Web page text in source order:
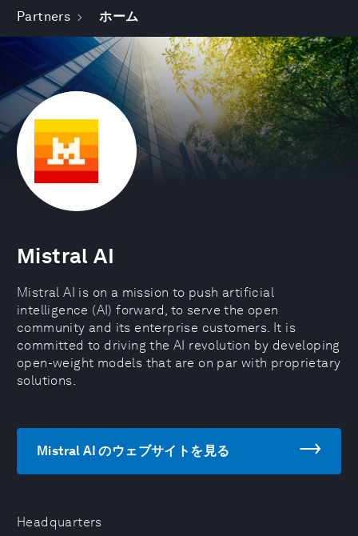
Partners ホーム
Headquarters
Mistral AI
Mistral AI is on a mission to push artificial
intelligence (AI) forward, to serve the open
community and its enterprise customers. It is
committed to driving the AI revolution by developing
open-weight models that are on par with proprietary
solutions.
Mistral AI のウェブサイトを見る